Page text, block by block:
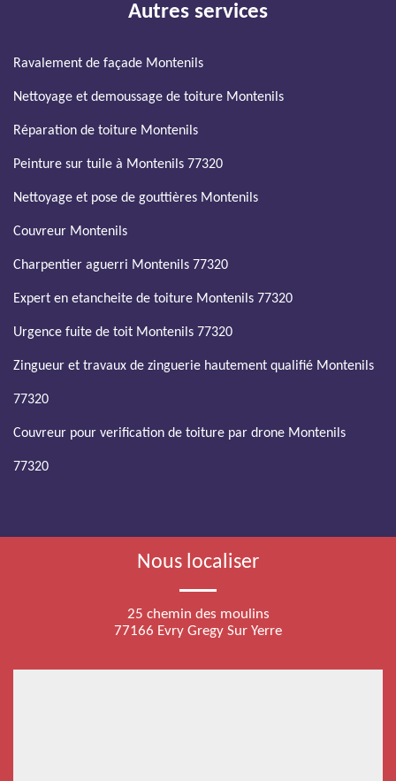
Autres services
Ravalement de façade Montenils
Nettoyage et demoussage de toiture Montenils
Réparation de toiture Montenils
Peinture sur tuile à Montenils 77320
Nettoyage et pose de gouttières Montenils
Couvreur Montenils
Charpentier aguerri Montenils 77320
Expert en etancheite de toiture Montenils 77320
Urgence fuite de toit Montenils 77320
Zingueur et travaux de zinguerie hautement qualifié Montenils
77320
Couvreur pour verification de toiture par drone Montenils
77320
Nous localiser
25 chemin des moulins
77166 Evry Gregy Sur Yerre